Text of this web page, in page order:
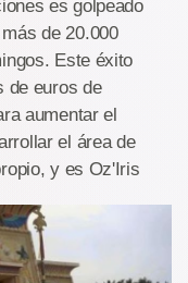
es golpeado
de 20.000
Este éxito
de euros de
aumentar el
el área de
y es Oz'Iris